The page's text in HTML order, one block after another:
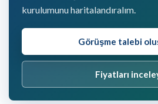
kurulumunu haritalandıralım.
Görüşme talebi
Fiyatları